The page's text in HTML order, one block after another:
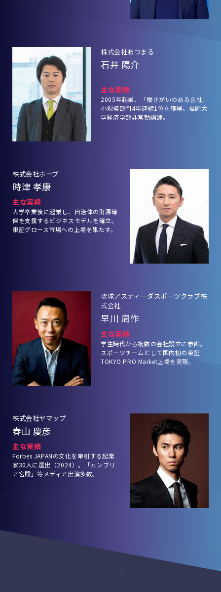
株式会社あつまる
石井 陽介
主な実績
2005年起業、「働きがいのある会社」
小規模部門4年連続1位を獲得。福岡大
学経済学部非常勤講師。
株式会社ホープ
時津 孝康
主な実績
大学卒業後に起業し、自治体の財源確
保を支援するビジネスモデルを確立。
東証グロース市場への上場を果たす。
琉球アスティーダスポーツクラブ株
式会社
早川 周作
主な実績
学生時代から複数の会社設立に参画。
スポーツチームとして国内初の東証
TOKYO PRO Market上場を実現。
株式会社ヤマップ
春山 慶彦
主な実績
Forbes JAPANの文化を牽引する起業
家30人に選出（2024）。「カンブリ
ア宮殿」等メディア出演多数。